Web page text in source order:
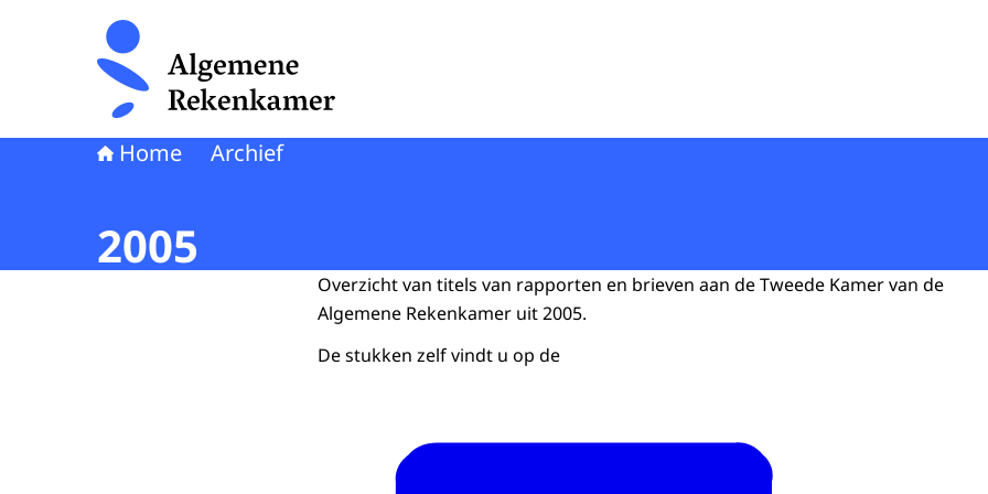
Naar de homepage van Algemene Rekenkamer
Home Archief
2005
Overzicht van titels van rapporten en brieven aan de Tweede Kamer van de
Algemene Rekenkamer uit 2005.
De stukken zelf vindt u op de